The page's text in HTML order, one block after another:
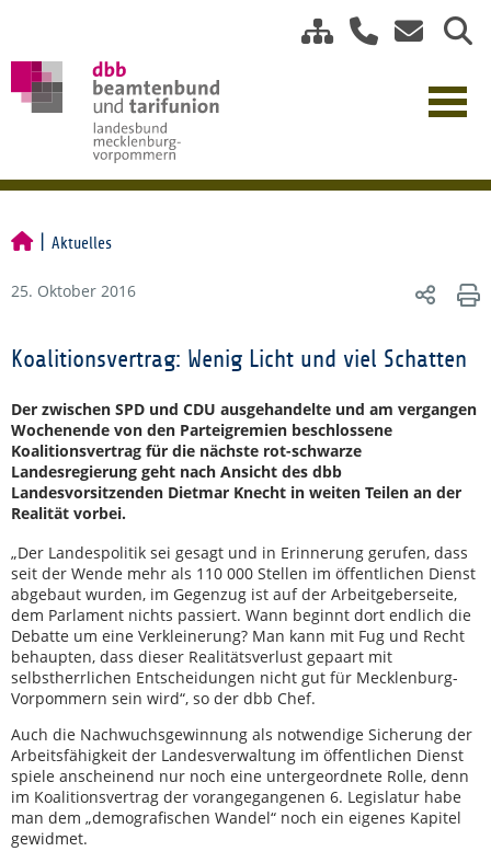
Aktuelles
25. Oktober 2016
Koalitionsvertrag: Wenig Licht und viel Schatten
Der zwischen SPD und CDU ausgehandelte und am vergangen
Wochenende von den Parteigremien beschlossene
Koalitionsvertrag für die nächste rot-schwarze
Landesregierung geht nach Ansicht des dbb
Landesvorsitzenden Dietmar Knecht in weiten Teilen an der
Realität vorbei.
„Der Landespolitik sei gesagt und in Erinnerung gerufen, dass
seit der Wende mehr als 110 000 Stellen im öffentlichen Dienst
abgebaut wurden, im Gegenzug ist auf der Arbeitgeberseite,
dem Parlament nichts passiert. Wann beginnt dort endlich die
Debatte um eine Verkleinerung? Man kann mit Fug und Recht
behaupten, dass dieser Realitätsverlust gepaart mit
selbstherrlichen Entscheidungen nicht gut für Mecklenburg-
Vorpommern sein wird“, so der dbb Chef.
Auch die Nachwuchsgewinnung als notwendige Sicherung der
Arbeitsfähigkeit der Landesverwaltung im öffentlichen Dienst
spiele anscheinend nur noch eine untergeordnete Rolle, denn
im Koalitionsvertrag der vorangegangenen 6. Legislatur habe
man dem „demografischen Wandel“ noch ein eigenes Kapitel
gewidmet.